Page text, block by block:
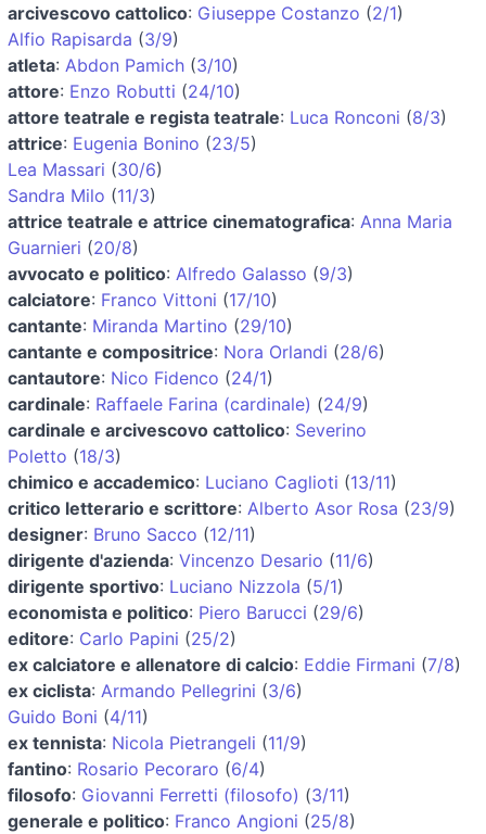
arcivescovo cattolico: Giuseppe Costanzo (2/1)
Alfio Rapisarda (3/9)
atleta: Abdon Pamich (3/10)
attore: Enzo Robutti (24/10)
attore teatrale e regista teatrale: Luca Ronconi (8/3)
attrice: Eugenia Bonino (23/5)
Lea Massari (30/6)
Sandra Milo (11/3)
attrice teatrale e attrice cinematografica: Anna Maria
Guarnieri (20/8)
avvocato e politico: Alfredo Galasso (9/3)
calciatore: Franco Vittoni (17/10)
cantante: Miranda Martino (29/10)
cantante e compositrice: Nora Orlandi (28/6)
cantautore: Nico Fidenco (24/1)
cardinale: Raffaele Farina (cardinale) (24/9)
cardinale e arcivescovo cattolico: Severino
Poletto (18/3)
chimico e accademico: Luciano Caglioti (13/11)
critico letterario e scrittore: Alberto Asor Rosa (23/9)
designer: Bruno Sacco (12/11)
dirigente d'azienda: Vincenzo Desario (11/6)
dirigente sportivo: Luciano Nizzola (5/1)
economista e politico: Piero Barucci (29/6)
editore: Carlo Papini (25/2)
ex calciatore e allenatore di calcio: Eddie Firmani (7/8)
ex ciclista: Armando Pellegrini (3/6)
Guido Boni (4/11)
ex tennista: Nicola Pietrangeli (11/9)
fantino: Rosario Pecoraro (6/4)
filosofo: Giovanni Ferretti (filosofo) (3/11)
generale e politico: Franco Angioni (25/8)